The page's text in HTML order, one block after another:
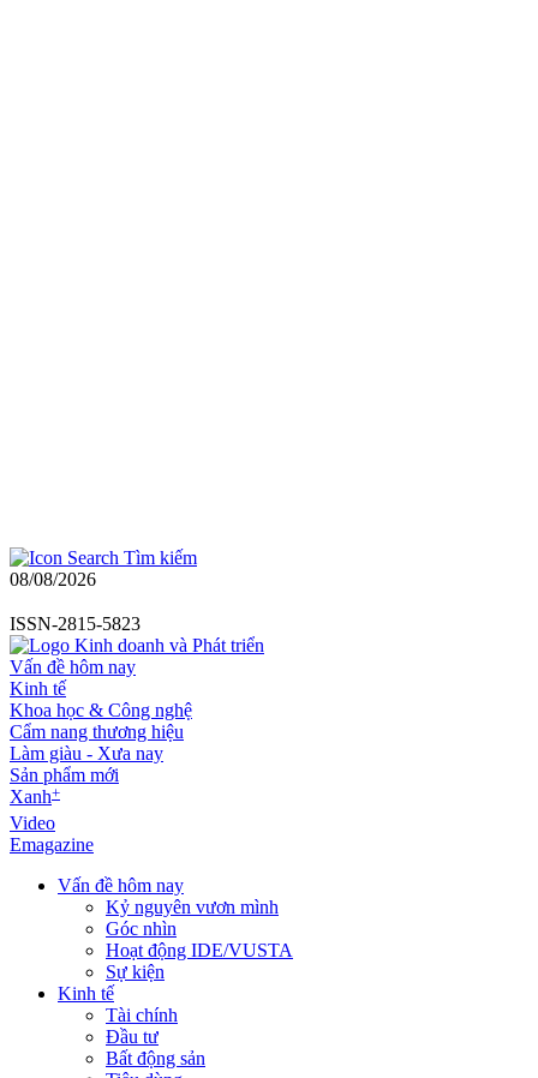
Tìm kiếm
08/08/2026
ISSN-2815-5823
Vấn đề hôm nay
Kinh tế
Khoa học & Công nghệ
Cẩm nang thương hiệu
Làm giàu - Xưa nay
Sản phẩm mới
Xanh+
Video
Emagazine
Vấn đề hôm nay
Kỷ nguyên vươn mình
Góc nhìn
Hoạt động IDE/VUSTA
Sự kiện
Kinh tế
Tài chính
Đầu tư
Bất động sản